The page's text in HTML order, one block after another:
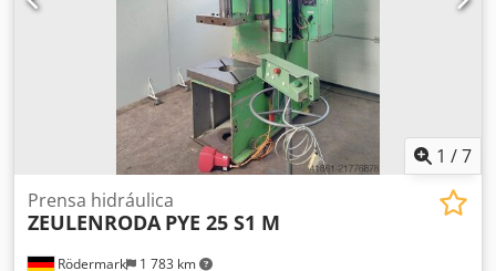
1 /7
Rödermark 1 783 km
Prensa hidráulica
ZEULENRODA PYE 25 S1 M